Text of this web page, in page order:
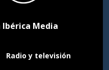
Ibérica Media
Radio y televisión